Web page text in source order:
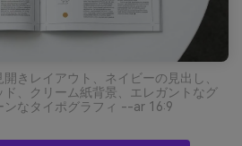
きレイアウト、ネイビーの見出し、
、クリーム紙背景、エレガントなグ
ンなタイポグラフィ --ar 16:9